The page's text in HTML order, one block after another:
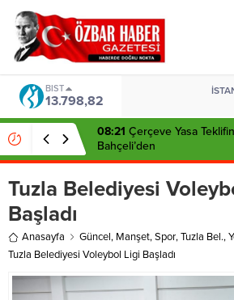
islami
chat
omegla
türk
sohbet
cinsel
sohbet
dini
chat
BIST
13.798,82
08:21 Çerçeve Yasa
Bahçeli’den
Tuzla Belediyesi
Başladı
Anasayfa Güncel, Manşet,Spor,Tuzla Bel.,
Tuzla Belediyesi Voleybol Ligi Başladı